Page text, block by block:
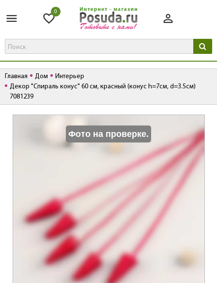
0
Главная Дом
Интерьер
Декор "Спираль конус" 60 см, красный (конус h=7см, d=3.5см)
7081239
Фото на проверке.